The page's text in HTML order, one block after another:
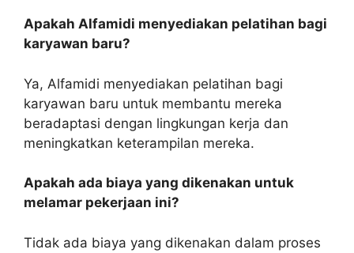
Apakah Alfamidi menyediakan pelatihan bagi
karyawan baru?
Ya, Alfamidi menyediakan pelatihan bagi
karyawan baru untuk membantu mereka
beradaptasi dengan lingkungan kerja dan
meningkatkan keterampilan mereka.
Apakah ada biaya yang dikenakan untuk
melamar pekerjaan ini?
Tidak ada biaya yang dikenakan dalam proses